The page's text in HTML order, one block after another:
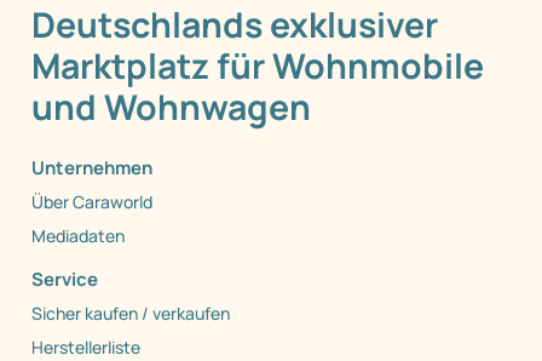
Deutschlands exklusiver
Marktplatz für Wohnmobile
und Wohnwagen
Unternehmen
Über Caraworld
Mediadaten
Service
Sicher kaufen / verkaufen
Herstellerliste